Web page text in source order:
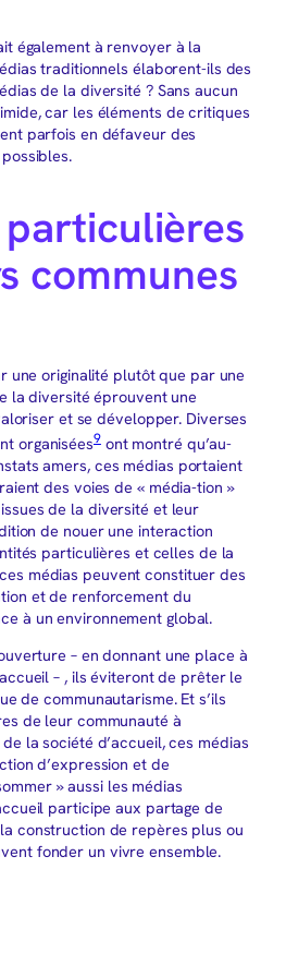
également à renvoyer à la
traditionnels élaborent-ils des
de la diversité ? Sans aucun
car les éléments de critiques
parfois en défaveur des
communes
une originalité plutôt que par une
la diversité éprouvent une
et se développer. Diverses
organisées9ont montré qu’au-
amers, ces médias portaient
des voies de « média-tion »
de la diversité et leur
de nouer une interaction
particulières et celles de la
médias peuvent constituer des
et de renforcement du
à un environnement global.
– en donnant une place à
– , ils éviteront de prêter le
de communautarisme. Et s’ils
de leur communauté à
la société d’accueil, ces médias
d’expression et de
» aussi les médias
participe aux partage de
construction de repères plus ou
fonder un vivre ensemble.